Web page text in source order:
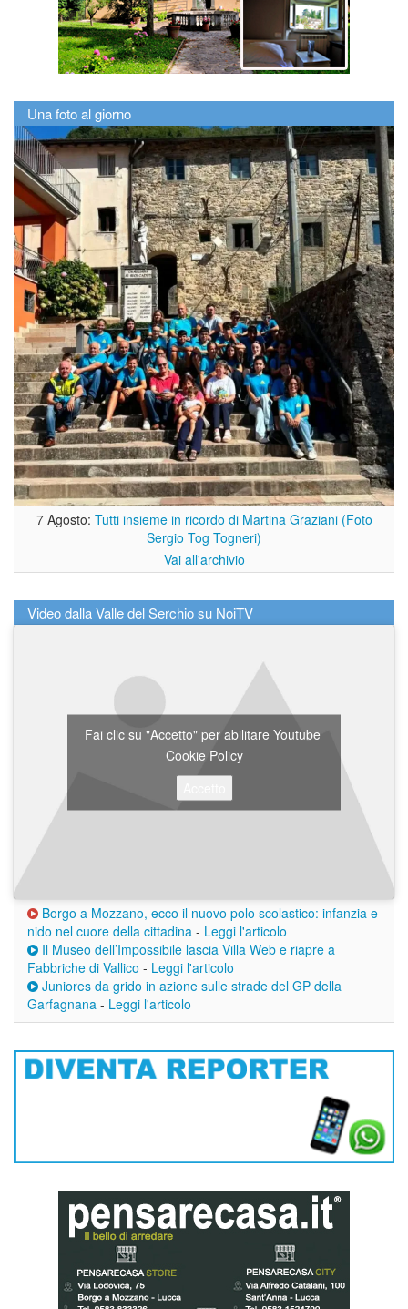
Una foto al giorno
7 Agosto: Tutti insieme in ricordo di Martina Graziani (Foto
Sergio Tog Togneri)
Vai all'archivio
Video dalla Valle del Serchio su NoiTV
Fai clic su "Accetto" per abilitare Youtube
Cookie Policy
Borgo a Mozzano, ecco il nuovo polo scolastico: infanzia e
nido nel cuore della cittadina - Leggi l'articolo
Il Museo dell’Impossibile lascia Villa Web e riapre a
Fabbriche di Vallico - Leggi l'articolo
Juniores da grido in azione sulle strade del GP della
Garfagnana - Leggi l'articolo